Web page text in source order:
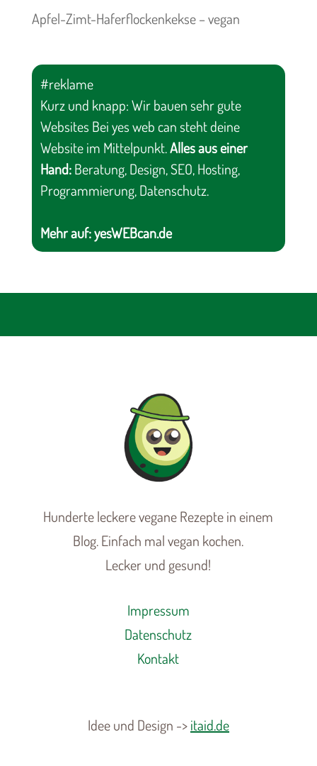
Apfel-Zimt-Haferflockenkekse – vegan
#reklame
Kurz und knapp: Wir bauen sehr gute
Websites Bei yes web can steht deine
Website im Mittelpunkt.Alles aus einer
Hand:Beratung, Design, SEO, Hosting,
Programmierung, Datenschutz.
Mehr auf:yesWEBcan.de
Hunderte leckere vegane Rezepte in einem
Blog. Einfach mal vegan kochen.
Lecker und gesund!
Impressum
Datenschutz
Kontakt
Idee und Design ->itaid.de